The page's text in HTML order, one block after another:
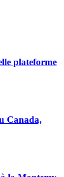
plateforme
Canada,